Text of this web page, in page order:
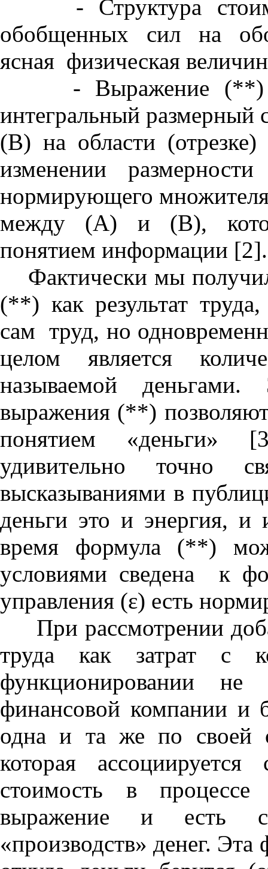
- Структура
обобщенных сил на
ясная физическая
- Выражение (**)
интегральный
(В) на области (отрезке)
изменении
нормирующего
между (А) и (В),
понятием информации [2].
Фактически мы
(**) как результат
сам труд, но
целом является
называемой деньгами.
выражения (**)
понятием «деньги»
удивительно точно
высказываниями в
деньги это и энергия,
время формула (**)
условиями сведена к
управления (ε) есть
При рассмотрении
труда как затрат с
функционировании
финансовой компании и
одна и та же по своей
которая
стоимость в процессе
выражение и есть
«производств» денег. Эта